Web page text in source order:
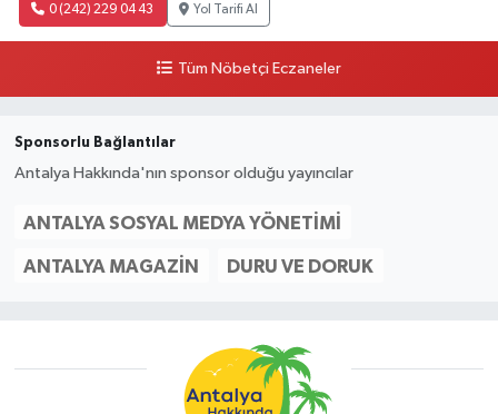
0 (242) 229 04 43 Yol Tarifi Al
Tüm Nöbetçi Eczaneler
Sponsorlu Bağlantılar
Antalya Hakkında'nın sponsor olduğu yayıncılar
ANTALYA SOSYAL MEDYA YÖNETIMI
ANTALYA MAGAZIN DURU VE DORUK